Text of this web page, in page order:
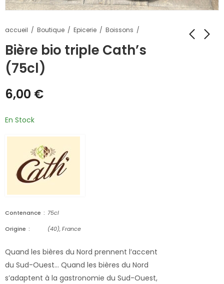
accueil Boutique Epicerie Boissons
Bière bio triple Cath’s
(75cl)
6,00 €
En Stock
Contenance
75cl
Origine
(40), France
Quand les bières du Nord prennent l’accent
du Sud-Ouest… Quand les bières du Nord
s’adaptent à la gastronomie du Sud-Ouest,